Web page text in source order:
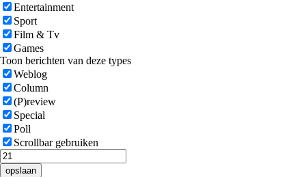
Entertainment
Sport
Film & Tv
Games
Toon berichten van deze types
Weblog
Column
(P)review
Special
Poll
Scrollbar gebruiken
opslaan